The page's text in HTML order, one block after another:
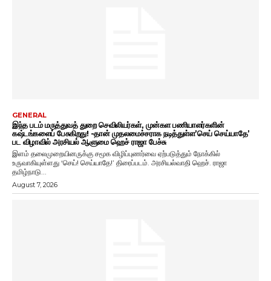
GENERAL
இந்த படம் மருத்துவத் துறை செவிலியர்கள், முன்கள பணியாளர்களின்
கஷ்டங்களைப் பேசுகிறது! -தான் முதலமைச்சராக நடித்துள்ள’செய் செய்யாதே’
பட விழாவில் அரசியல் ஆளுமை ஹெச் ராஜா பேச்சு
இளம் தலைமுறையினருக்கு சமூக விழிப்புணர்வை ஏற்படுத்தும் நோக்கில்
உருவாகியுள்ளது ‘செய்! செய்யாதே!’ திரைப்படம். அரசியல்வாதி ஹெச். ராஜா
தமிழ்நாடு...
August 7, 2026